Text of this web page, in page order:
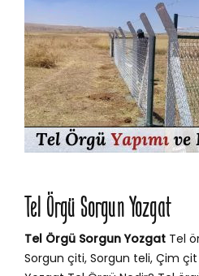
Tel Örgü Sorgun Yozgat
Tel Örgü Sorgun Yozgat Tel
Sorgun çiti, Sorgun teli, Çim